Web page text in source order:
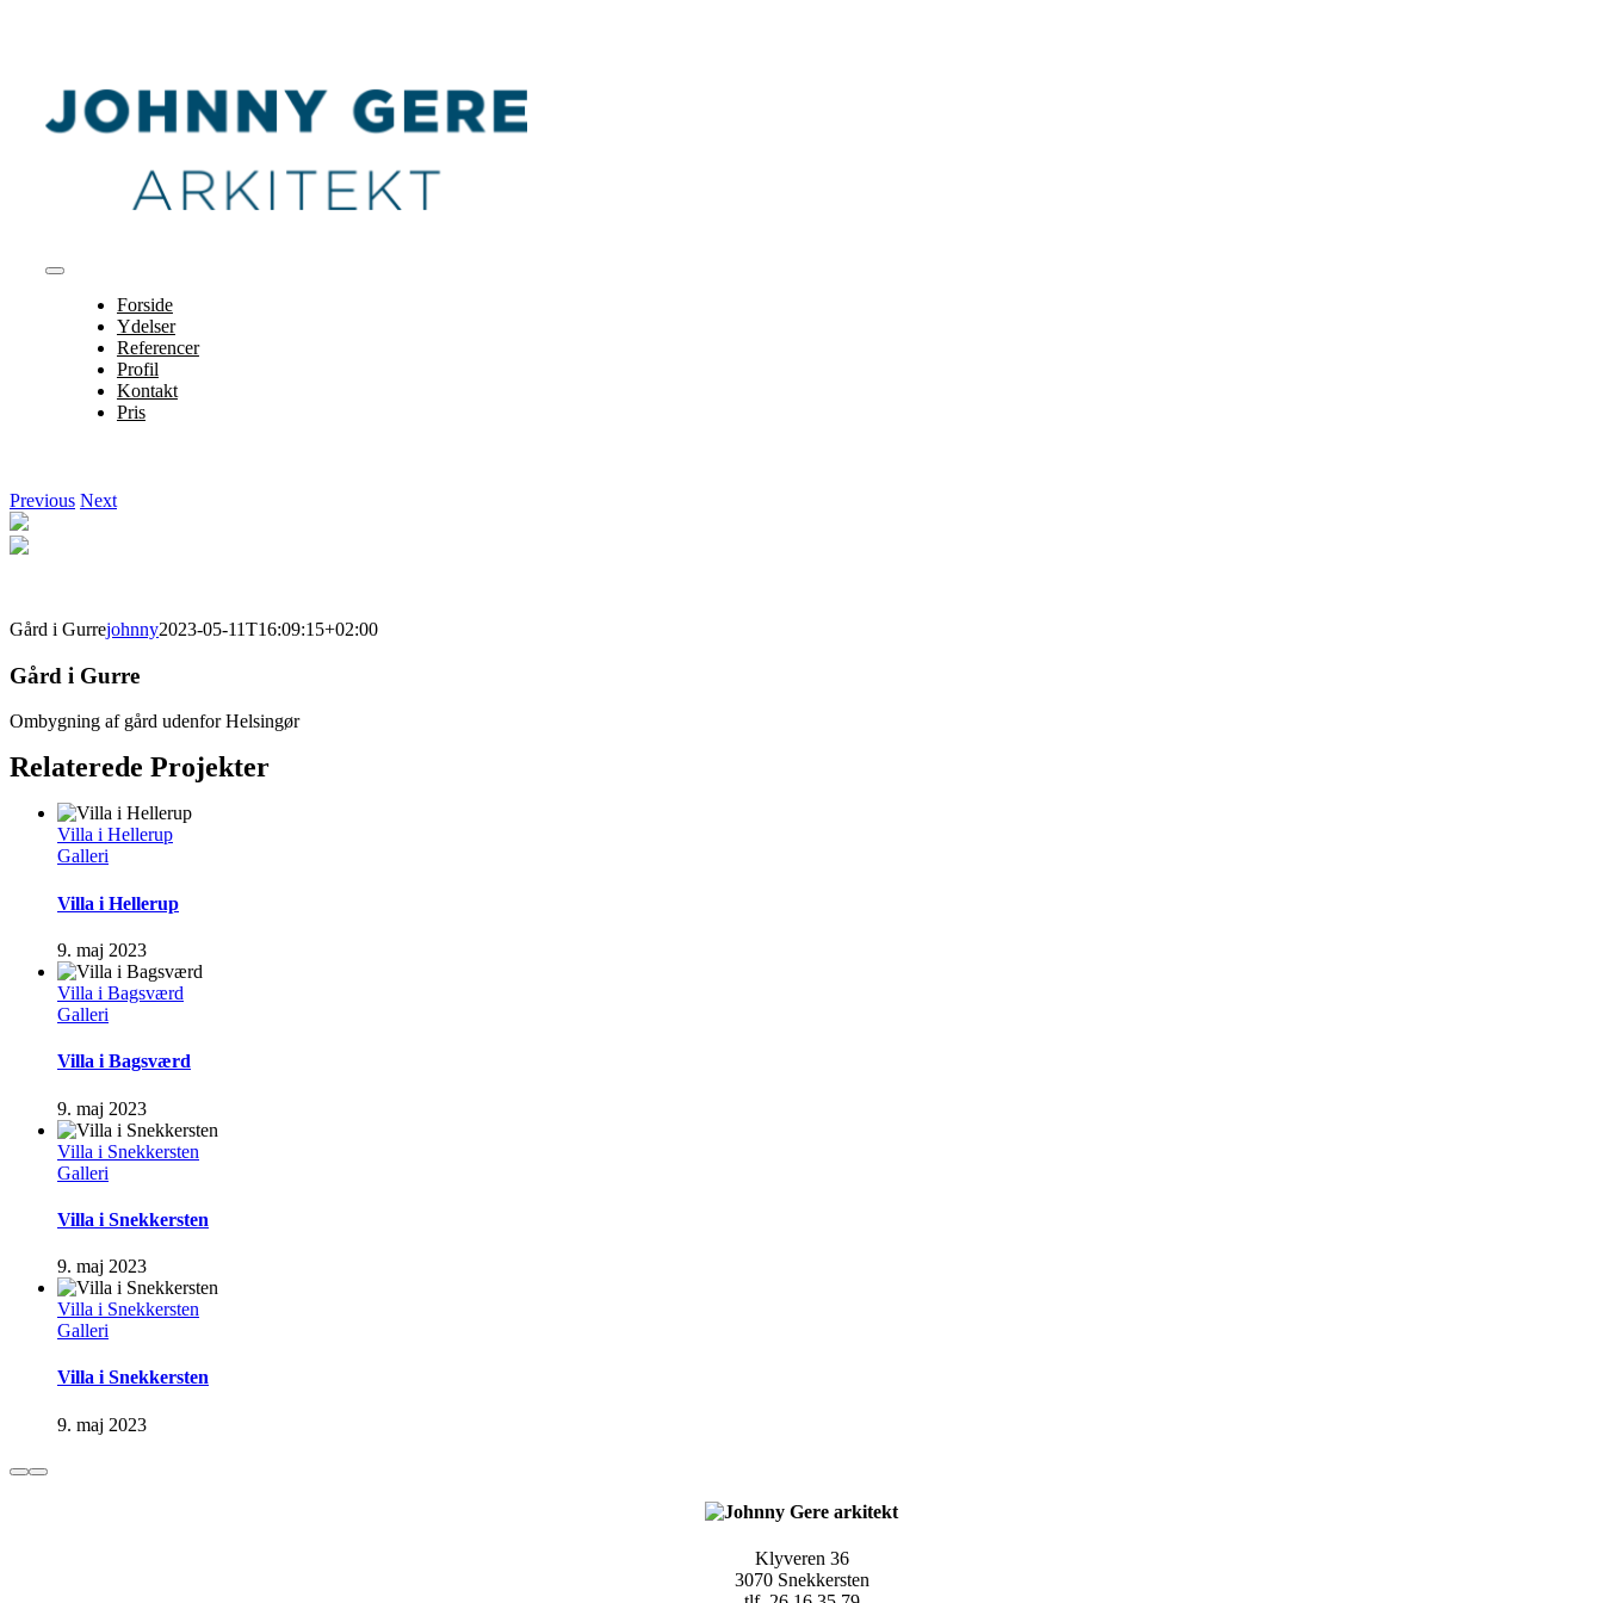
Toggle
NavigationForside
Ydelser
Referencer
Profil
Kontakt
Pris
Previous Next
Gård i Gurrejohnny2023-05-11T16:09:15+02:00
Gård i Gurre
Ombygning af gård udenfor Helsingør
Relaterede Projekter
Villa i Hellerup
Galleri
Villa i Hellerup
9. maj 2023
Villa i Bagsværd
Galleri
Villa i Bagsværd
9. maj 2023
Villa i Snekkersten
Galleri
Villa i Snekkersten
9. maj 2023
Villa i Snekkersten
Galleri
Villa i Snekkersten
9. maj 2023
Klyveren 36
3070 Snekkersten